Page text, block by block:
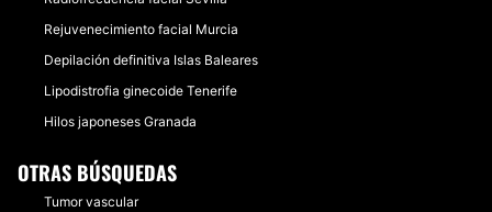
Rejuvenecimiento facial Murcia
Depilación definitiva Islas Baleares
Lipodistrofia ginecoide Tenerife
Hilos japoneses Granada
OTRAS BÚSQUEDAS
Tumor vascular